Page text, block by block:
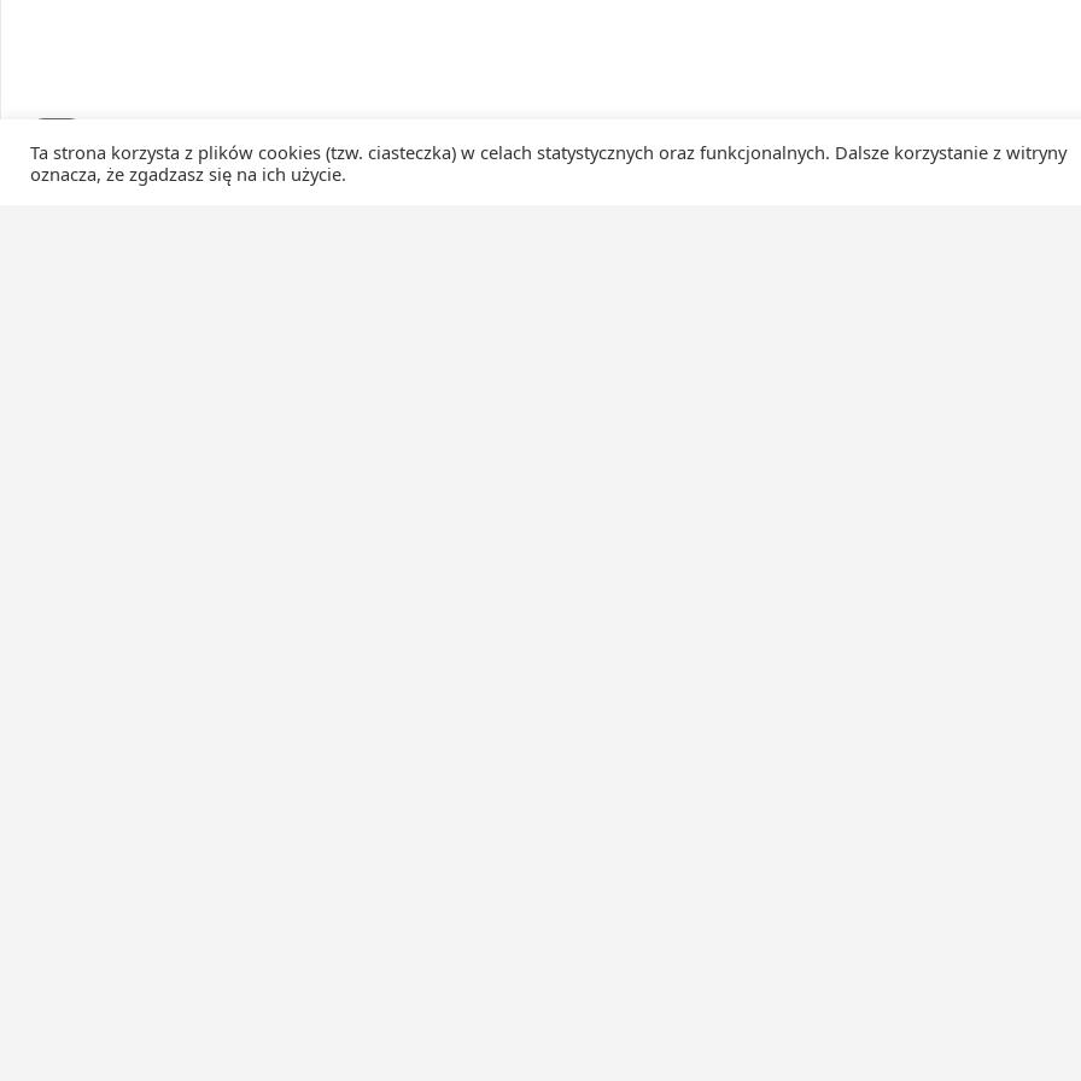
Ta strona korzysta z plików cookies (tzw. ciasteczka) w celach statystycznych oraz funkcjonalnych. Dalsze korzystanie z witryny
oznacza, że zgadzasz się na ich użycie.